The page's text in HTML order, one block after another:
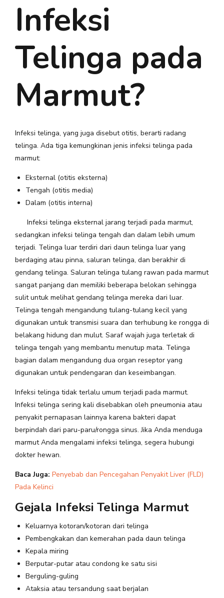
Infeksi
Telinga pada
Marmut?
Infeksi telinga, yang juga disebut otitis, berarti radang
telinga. Ada tiga kemungkinan jenis infeksi telinga pada
marmut:
Eksternal (otitis eksterna)
Tengah (otitis media)
Dalam (otitis interna)
Infeksi telinga eksternal jarang terjadi pada marmut,
sedangkan infeksi telinga tengah dan dalam lebih umum
terjadi. Telinga luar terdiri dari daun telinga luar yang
berdaging atau pinna, saluran telinga, dan berakhir di
gendang telinga. Saluran telinga tulang rawan pada marmut
sangat panjang dan memiliki beberapa belokan sehingga
sulit untuk melihat gendang telinga mereka dari luar.
Telinga tengah mengandung tulang-tulang kecil yang
digunakan untuk transmisi suara dan terhubung ke rongga di
belakang hidung dan mulut. Saraf wajah juga terletak di
telinga tengah yang membantu menutup mata. Telinga
bagian dalam mengandung dua organ reseptor yang
digunakan untuk pendengaran dan keseimbangan.
Infeksi telinga tidak terlalu umum terjadi pada marmut.
Infeksi telinga sering kali disebabkan oleh pneumonia atau
penyakit pernapasan lainnya karena bakteri dapat
berpindah dari paru-paru/rongga sinus. Jika Anda menduga
marmut Anda mengalami infeksi telinga, segera hubungi
dokter hewan.
Baca Juga: Penyebab dan Pencegahan Penyakit Liver (FLD)
Pada Kelinci
Gejala Infeksi Telinga Marmut
Keluarnya kotoran/kotoran dari telinga
Pembengkakan dan kemerahan pada daun telinga
Kepala miring
Berputar-putar atau condong ke satu sisi
Berguling-guling
Ataksia atau tersandung saat berjalan